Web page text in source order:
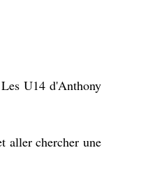
U14 d'Anthony
aller chercher une